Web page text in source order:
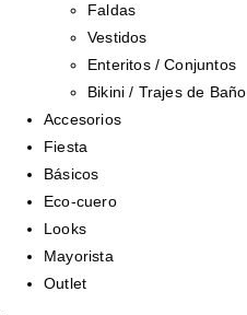
Faldas
Vestidos
Enteritos / Conjuntos
Bikini / Trajes de Baño
Accesorios
Fiesta
Básicos
Eco-cuero
Looks
Mayorista
Outlet